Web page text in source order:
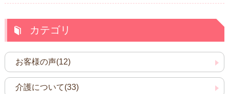
カテゴリ
お客様の声(12)
介護について(33)